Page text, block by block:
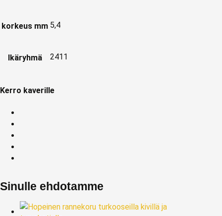
korkeus mm 5,4
Ikäryhmä 2411
Kerro kaverille
Sinulle ehdotamme